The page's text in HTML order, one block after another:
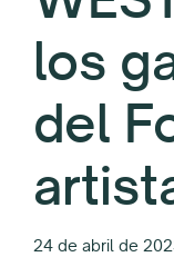
los
del
24 de abril de